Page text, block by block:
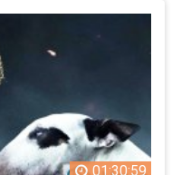
01:30:59